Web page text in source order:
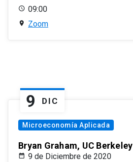
09:00
Zoom
9 DIC
Microeconomía Aplicada
Bryan Graham, UC Berkeley
9 de Diciembre de 2020